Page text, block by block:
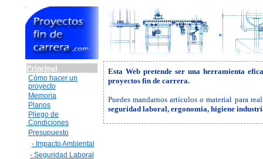
Principal
Cómo hacer un
proyecto
Memoria
Planos
Pliego de
Condiciones
Presupuesto
- Impacto Ambiental
- Seguridad Laboral
Esta Web pretende ser una herramienta
proyectos fin de carrera.
Puedes mandarnos artículos o material para
seguridad laboral, ergonomia, higiene